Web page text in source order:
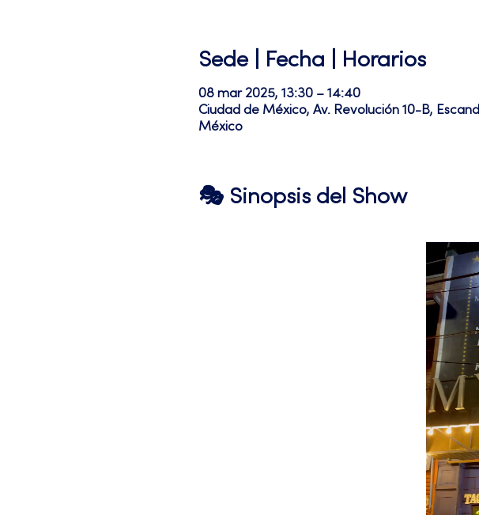
Sede | Fecha | Horarios
08 mar 2025, 13:30 – 14:40
Ciudad de México, Av. Revolución 10-B,
México
🎭 Sinopsis del Show